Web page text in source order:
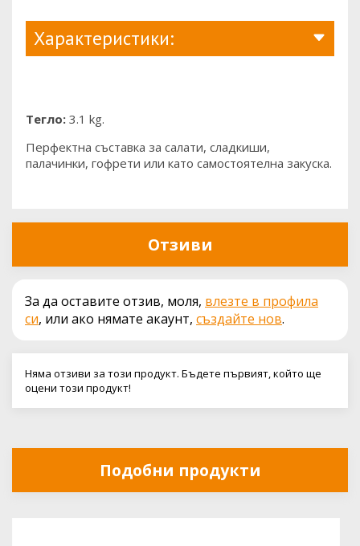
Характеристики:
Тегло: 3.1 kg.
Перфектна съставка за салати, сладкиши,
палачинки, гофрети или като самостоятелна закуска.
Отзиви
За да оставите отзив, моля, влезте в профила
си, или ако нямате акаунт, създайте нов.
Няма отзиви за този продукт. Бъдете първият, който ще
оцени този продукт!
Подобни продукти